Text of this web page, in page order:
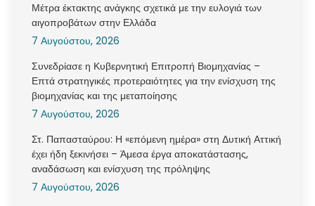
Μέτρα έκτακτης ανάγκης σχετικά με την ευλογιά των
αιγοπροβάτων στην Ελλάδα
7 Αυγούστου, 2026
Συνεδρίασε η Κυβερνητική Επιτροπή Βιομηχανίας –
Επτά στρατηγικές προτεραιότητες για την ενίσχυση της
βιομηχανίας και της μεταποίησης
7 Αυγούστου, 2026
Στ. Παπασταύρου: Η «επόμενη ημέρα» στη Δυτική Αττική
έχει ήδη ξεκινήσει – Άμεσα έργα αποκατάστασης,
αναδάσωση και ενίσχυση της πρόληψης
7 Αυγούστου, 2026